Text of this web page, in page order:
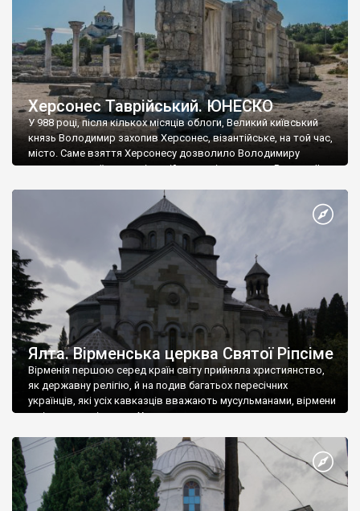
Херсонес Таврійський. ЮНЕСКО
У 988 році, після кількох місяців облоги, Великий київський
князь Володимир захопив Херсонес, візантійське, на той час,
місто. Саме взяття Херсонесу дозволило Володимиру
диктувати свої умови візантійському імператору Василю ІІ, та
Херсонесі Володимир-язичник, став Василем-християнином.
А потім було Хрещення Русі. На честь Херсонесу Таврійського
Ялта. Вірменська церква Святої Ріпсіме
Вірменія першою серед країн світу прийняла християнство,
як державну релігію, й на подив багатьох пересічних
українців, які усіх кавказців вважають мусульманами, вірмени
є відданими вірянами Христа